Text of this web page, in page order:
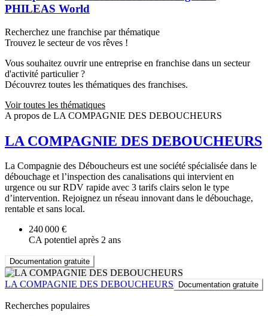
PHILEAS World
Recherchez une franchise par thématique
Trouvez le secteur de vos rêves !
Vous souhaitez ouvrir une entreprise en franchise dans un secteur
d'activité particulier ?
Découvrez toutes les thématiques des franchises.
Voir toutes les thématiques
A propos de LA COMPAGNIE DES DEBOUCHEURS
LA COMPAGNIE DES DEBOUCHEURS
La Compagnie des Déboucheurs est une société spécialisée dans le
débouchage et l’inspection des canalisations qui intervient en
urgence ou sur RDV rapide avec 3 tarifs clairs selon le type
d’intervention. Rejoignez un réseau innovant dans le débouchage,
rentable et sans local.
240 000 €
CA potentiel après 2 ans
Documentation gratuite
LA COMPAGNIE DES DEBOUCHEURS Documentation gratuite
Recherches populaires